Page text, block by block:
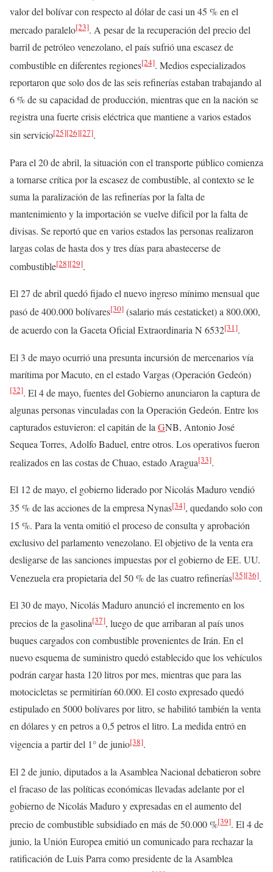
valor del bolívar con respecto al dólar de casi un 45 % en el
mercado paralelo[23]. A pesar de la recuperación del precio del
barril de petróleo venezolano, el país sufrió una escasez de
combustible en diferentes regiones[24]. Medios especializados
reportaron que solo dos de las seis refinerías estaban trabajando al
6 % de su capacidad de producción, mientras que en la nación se
registra una fuerte crisis eléctrica que mantiene a varios estados
sin servicio[25][26][27].
Para el 20 de abril, la situación con el transporte público comienza
a tornarse crítica por la escasez de combustible, al contexto se le
suma la paralización de las refinerías por la falta de
mantenimiento y la importación se vuelve difícil por la falta de
divisas. Se reportó que en varios estados las personas realizaron
largas colas de hasta dos y tres días para abastecerse de
combustible[28][29].
El 27 de abril quedó fijado el nuevo ingreso mínimo mensual que
pasó de 400.000 bolívares[30] (salario más cestaticket) a 800.000,
de acuerdo con la Gaceta Oficial Extraordinaria N 6532[31].
El 3 de mayo ocurrió una presunta incursión de mercenarios vía
marítima por Macuto, en el estado Vargas (Operación Gedeón)
[32]. El 4 de mayo, fuentes del Gobierno anunciaron la captura de
algunas personas vinculadas con la Operación Gedeón. Entre los
capturados estuvieron: el capitán de la GNB, Antonio José
Sequea Torres, Adolfo Baduel, entre otros. Los operativos fueron
realizados en las costas de Chuao, estado Aragua[33].
El 12 de mayo, el gobierno liderado por Nicolás Maduro vendió
35 % de las acciones de la empresa Nynas[34], quedando solo con
15 %. Para la venta omitió el proceso de consulta y aprobación
exclusivo del parlamento venezolano. El objetivo de la venta era
desligarse de las sanciones impuestas por el gobierno de EE. UU.
Venezuela era propietaria del 50 % de las cuatro refinerías[35][36].
El 30 de mayo, Nicolás Maduro anunció el incremento en los
precios de la gasolina[37], luego de que arribaran al país unos
buques cargados con combustible provenientes de Irán. En el
nuevo esquema de suministro quedó establecido que los vehículos
podrán cargar hasta 120 litros por mes, mientras que para las
motocicletas se permitirían 60.000. El costo expresado quedó
estipulado en 5000 bolívares por litro, se habilitó también la venta
en dólares y en petros a 0,5 petros el litro. La medida entró en
vigencia a partir del 1° de junio[38].
El 2 de junio, diputados a la Asamblea Nacional debatieron sobre
el fracaso de las políticas económicas llevadas adelante por el
gobierno de Nicolás Maduro y expresadas en el aumento del
precio de combustible subsidiado en más de 50.000 %[39]. El 4 de
junio, la Unión Europea emitió un comunicado para rechazar la
ratificación de Luis Parra como presidente de la Asamblea